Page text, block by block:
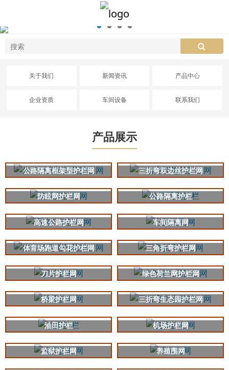
关于我们 新闻资讯 产品中心
企业资质 车间设备 联系我们
产品展示
公路隔离框架型护栏网 三折弯双边丝护栏网
防眩网护栏网 公路隔离护栏
高速公路护栏网 车间隔离网
体育场跑道勾花护栏网 三角折弯护栏网
刀片护栏网 绿色荷兰网护栏网
桥梁护栏网 三折弯生态园护栏网
油田护栏 机场护栏网
监狱护栏网 养殖围网